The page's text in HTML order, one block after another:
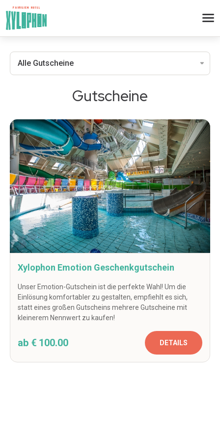
Gutscheine
Xylophon Emotion Geschenkgutschein
Unser Emotion-Gutschein ist die perfekte Wahl! Um die
Einlösung komfortabler zu gestalten, empfiehlt es sich,
statt eines großen Gutscheins mehrere Gutscheine mit
kleinerem Nennwert zu kaufen!
ab € 100.00 DETAILS